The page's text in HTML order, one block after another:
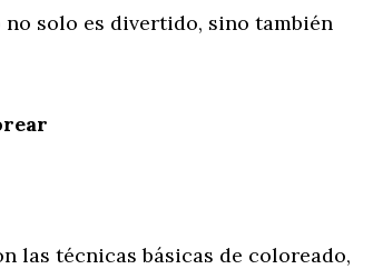
solo es divertido, sino también
las técnicas básicas de coloreado,